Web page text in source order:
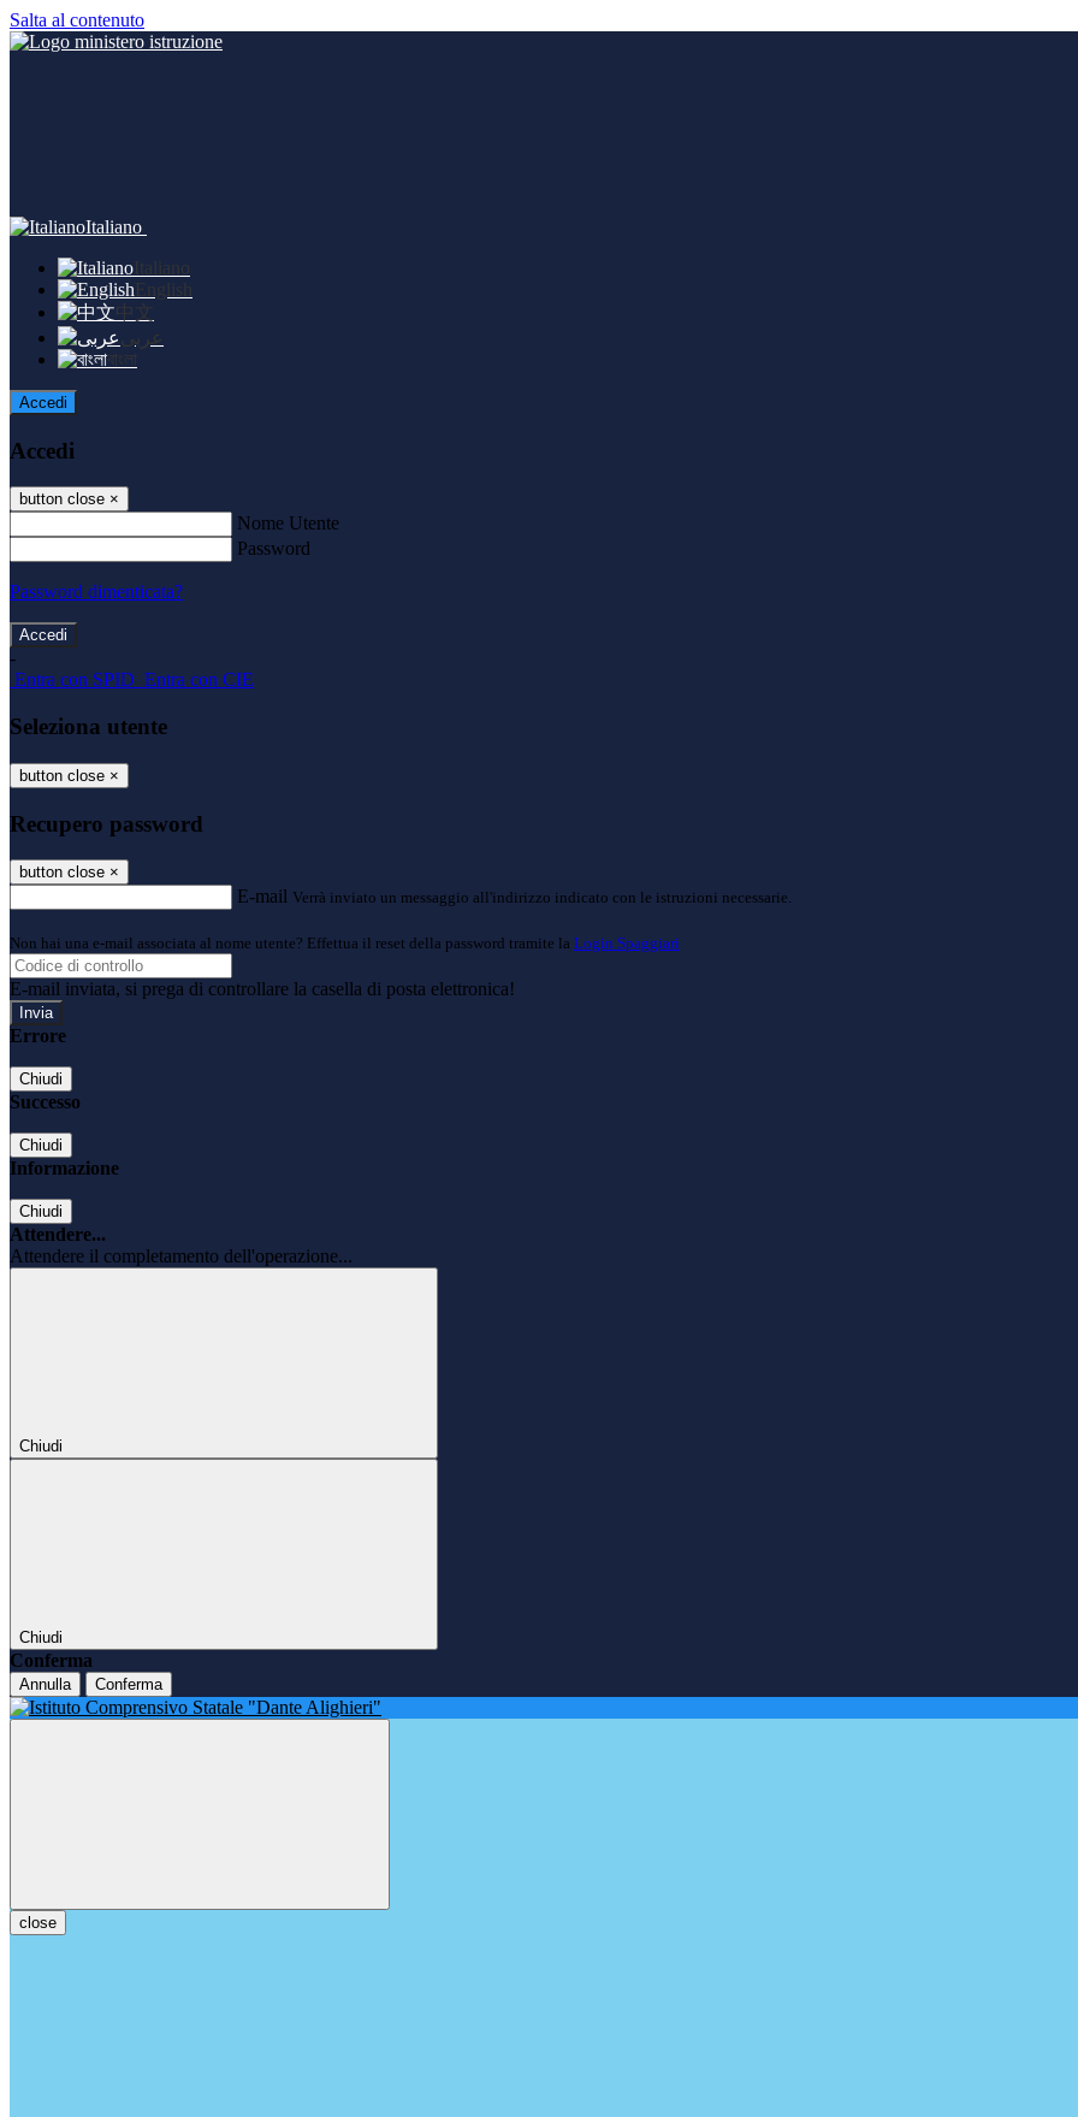
Salta al contenuto
Italiano
Italiano
English
中文
عربى
বাংলা
Accedi
Accedi
button close ×
Nome Utente
Password
Password dimenticata?
-
Entra con SPID Entra con CIE
Seleziona utente
button close ×
Recupero password
button close ×
E-mail Verrà inviato un messaggio all'indirizzo indicato con le istruzioni necessarie.
Non hai una e-mail associata al nome utente? Effettua il reset della password tramite la Login Spaggiari
E-mail inviata, si prega di controllare la casella di posta elettronica!
Errore
Chiudi
Successo
Chiudi
Informazione
Chiudi
Attendere...
Attendere il completamento dell'operazione...
Chiudi
Chiudi
Conferma
Annulla Conferma
close